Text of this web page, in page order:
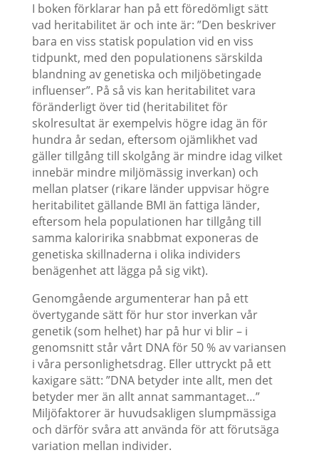
I boken förklarar han på ett föredömligt sätt
vad heritabilitet är och inte är: ”Den beskriver
bara en viss statisk population vid en viss
tidpunkt, med den populationens särskilda
blandning av genetiska och miljöbetingade
influenser”. På så vis kan heritabilitet vara
föränderligt över tid (heritabilitet för
skolresultat är exempelvis högre idag än för
hundra år sedan, eftersom ojämlikhet vad
gäller tillgång till skolgång är mindre idag vilket
innebär mindre miljömässig inverkan) och
mellan platser (rikare länder uppvisar högre
heritabilitet gällande BMI än fattiga länder,
eftersom hela populationen har tillgång till
samma kaloririka snabbmat exponeras de
genetiska skillnaderna i olika individers
benägenhet att lägga på sig vikt).
Genomgående argumenterar han på ett
övertygande sätt för hur stor inverkan vår
genetik (som helhet) har på hur vi blir – i
genomsnitt står vårt DNA för 50 % av variansen
i våra personlighetsdrag. Eller uttryckt på ett
kaxigare sätt: ”DNA betyder inte allt, men det
betyder mer än allt annat sammantaget…”
Miljöfaktorer är huvudsakligen slumpmässiga
och därför svåra att använda för att förutsäga
variation mellan individer.